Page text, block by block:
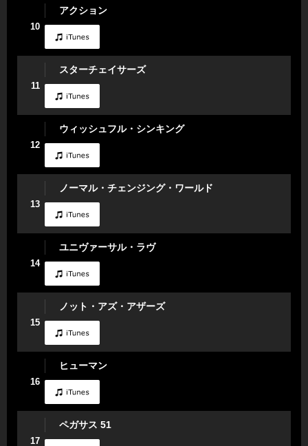
10
アクション
11
スターチェイサーズ
12
ウィッシュフル・シンキング
13
ノーマル・チェンジング・ワールド
14
ユニヴァーサル・ラヴ
15
ノット・アズ・アザーズ
16
ヒューマン
17
ペガサス 51